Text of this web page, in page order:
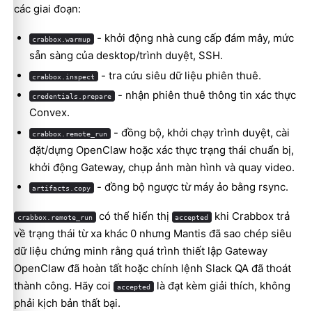
các giai đoạn:
crabbox.warmup
- khởi động nhà cung cấp đám mây, mức
sẵn sàng của desktop/trình duyệt, SSH.
crabbox.inspect - tra cứu siêu dữ liệu phiên thuê.
credentials.prepare
- nhận phiên thuê thông tin xác thực
Convex.
crabbox.remote_run
- đồng bộ, khởi chạy trình duyệt, cài
đặt/dựng OpenClaw hoặc xác thực trạng thái chuẩn bị,
khởi động Gateway, chụp ảnh màn hình và quay video.
artifacts.copy - đồng bộ ngược từ máy ảo bằng rsync.
crabbox.remote_run có thể hiển thị accepted
khi Crabbox trả
về trạng thái từ xa khác 0 nhưng Mantis đã sao chép siêu
dữ liệu chứng minh rằng quá trình thiết lập Gateway
OpenClaw đã hoàn tất hoặc chính lệnh Slack QA đã thoát
thành công. Hãy coi
accepted là đạt kèm giải thích, không
phải kịch bản thất bại.